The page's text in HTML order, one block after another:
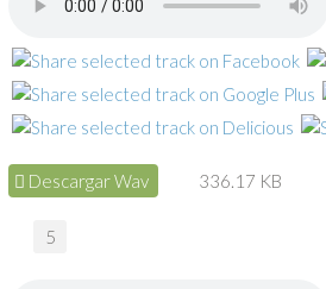
Descargar Wav 336.17 KB
5